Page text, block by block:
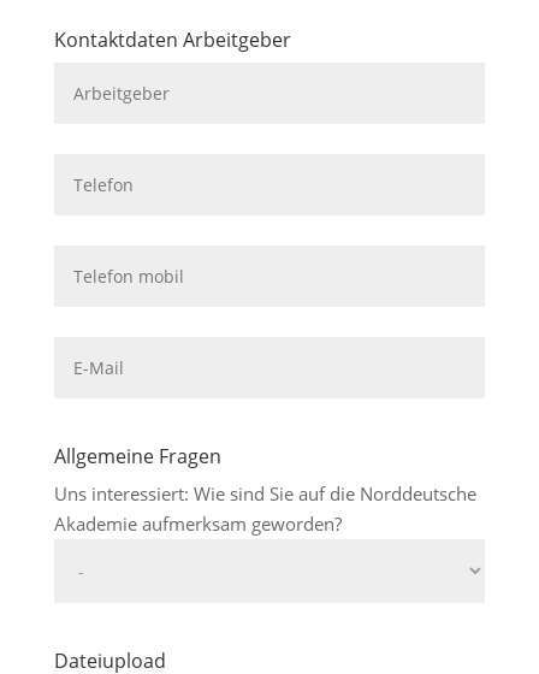
Kontaktdaten Arbeitgeber
Allgemeine Fragen
Uns interessiert: Wie sind Sie auf die Norddeutsche
Akademie aufmerksam geworden?
Dateiupload